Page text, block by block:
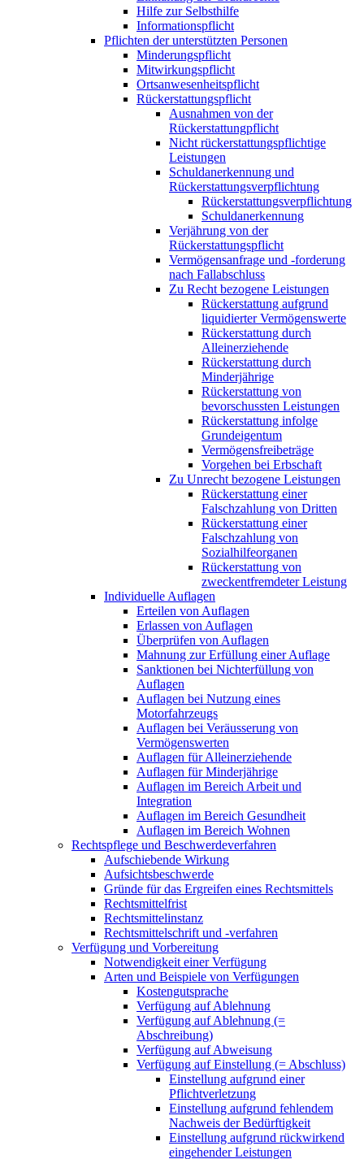
Hilfe zur Selbsthilfe
Informationspflicht
Pflichten der unterstützten Personen
Minderungspflicht
Mitwirkungspflicht
Ortsanwesenheitspflicht
Rückerstattungspflicht
Ausnahmen von der
Rückerstattungpflicht
Nicht rückerstattungspflichtige
Leistungen
Schuldanerkennung und
Rückerstattungsverpflichtung
Rückerstattungsverpflichtung
Schuldanerkennung
Verjährung von der
Rückerstattungspflicht
Vermögensanfrage und -forderung
nach Fallabschluss
Zu Recht bezogene Leistungen
Rückerstattung aufgrund
liquidierter Vermögenswerte
Rückerstattung durch
Alleinerziehende
Rückerstattung durch
Minderjährige
Rückerstattung von
bevorschussten Leistungen
Rückerstattung infolge
Grundeigentum
Vermögensfreibeträge
Vorgehen bei Erbschaft
Zu Unrecht bezogene Leistungen
Rückerstattung einer
Falschzahlung von Dritten
Rückerstattung einer
Falschzahlung von
Sozialhilfeorganen
Rückerstattung von
zweckentfremdeter Leistung
Individuelle Auflagen
Erteilen von Auflagen
Erlassen von Auflagen
Überprüfen von Auflagen
Mahnung zur Erfüllung einer Auflage
Sanktionen bei Nichterfüllung von
Auflagen
Auflagen bei Nutzung eines
Motorfahrzeugs
Auflagen bei Veräusserung von
Vermögenswerten
Auflagen für Alleinerziehende
Auflagen für Minderjährige
Auflagen im Bereich Arbeit und
Integration
Auflagen im Bereich Gesundheit
Auflagen im Bereich Wohnen
Rechtspflege und Beschwerdeverfahren
Aufschiebende Wirkung
Aufsichtsbeschwerde
Gründe für das Ergreifen eines Rechtsmittels
Rechtsmittelfrist
Rechtsmittelinstanz
Rechtsmittelschrift und -verfahren
Verfügung und Vorbereitung
Notwendigkeit einer Verfügung
Arten und Beispiele von Verfügungen
Kostengutsprache
Verfügung auf Ablehnung
Verfügung auf Ablehnung (=
Abschreibung)
Verfügung auf Abweisung
Verfügung auf Einstellung (= Abschluss)
Einstellung aufgrund einer
Pflichtverletzung
Einstellung aufgrund fehlendem
Nachweis der Bedürftigkeit
Einstellung aufgrund rückwirkend
eingehender Leistungen